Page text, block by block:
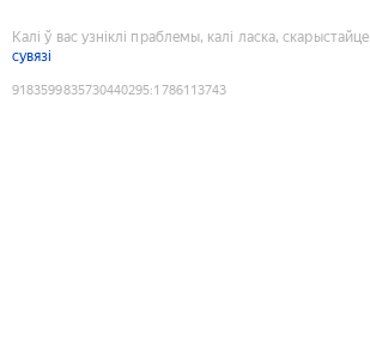
Калі ў вас узніклі праблемы, калі ласка, скарыстайце
сувязі
9183599835730440295:1786113743